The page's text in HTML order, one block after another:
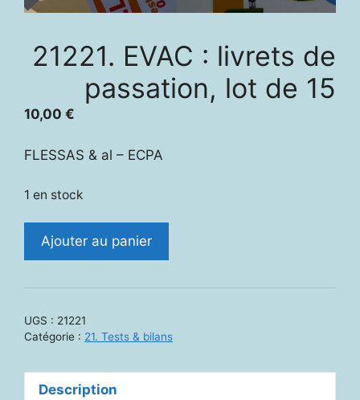
21221. EVAC : livrets de
passation, lot de 15
10,00 €
FLESSAS & al – ECPA
1 en stock
quantité
livrets
passation,
Ajouter au panier
UGS : 21221
Catégorie : 21. Tests & bilans
Description